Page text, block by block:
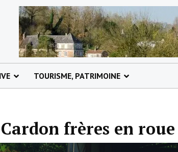
TOURISME, PATRIMOINE
frères en